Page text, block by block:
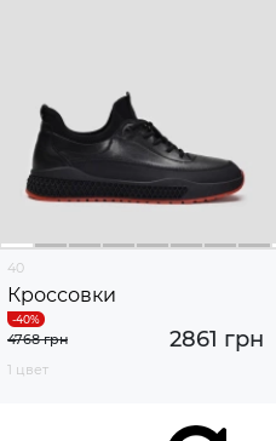
40
Кроссовки
2861 грн
4768 грн
1 цвет